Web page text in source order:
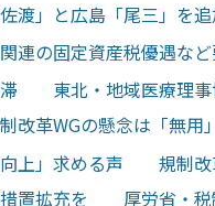
佐渡」と広島「尾三」
関連の固定資産税優遇
滞 東北・地域医療理事
制改革WGの懸念は「
向上」求める声 規制改
措置拡充を 厚労省・税